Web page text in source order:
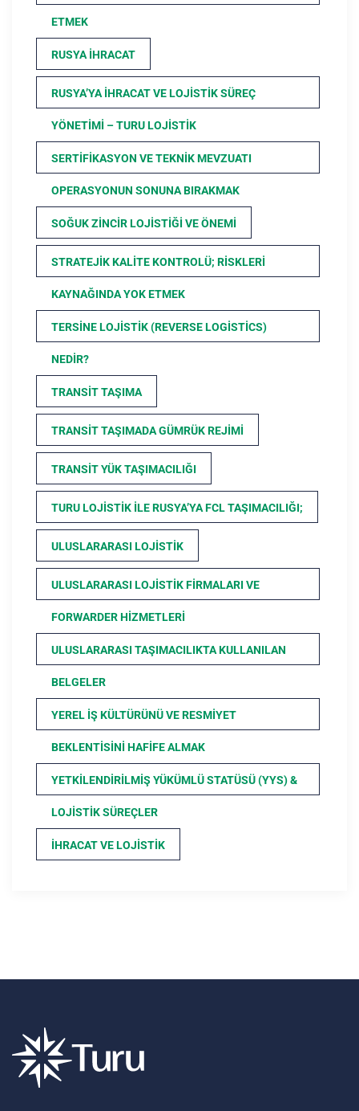
ETMEK
RUSYA İHRACAT
RUSYA’YA İHRACAT VE LOJISTIK SÜREÇ
YÖNETIMI – TURU LOJISTIK
SERTIFIKASYON VE TEKNIK MEVZUATI
OPERASYONUN SONUNA BIRAKMAK
SOĞUK ZINCIR LOJISTIĞI VE ÖNEMI
STRATEJIK KALITE KONTROLÜ; RISKLERI
KAYNAĞINDA YOK ETMEK
TERSINE LOJISTIK (REVERSE LOGISTICS)
NEDIR?
TRANSIT TAŞIMA
TRANSIT TAŞIMADA GÜMRÜK REJIMI
TRANSIT YÜK TAŞIMACILIĞI
TURU LOJISTIK ILE RUSYA’YA FCL TAŞIMACILIĞI;
ULUSLARARASI LOJISTIK
ULUSLARARASI LOJISTIK FIRMALARI VE
FORWARDER HIZMETLERI
ULUSLARARASI TAŞIMACILIKTA KULLANILAN
BELGELER
YEREL İŞ KÜLTÜRÜNÜ VE RESMIYET
BEKLENTISINI HAFIFE ALMAK
YETKILENDIRILMIŞ YÜKÜMLÜ STATÜSÜ (YYS) &
LOJISTIK SÜREÇLER
İHRACAT VE LOJISTIK